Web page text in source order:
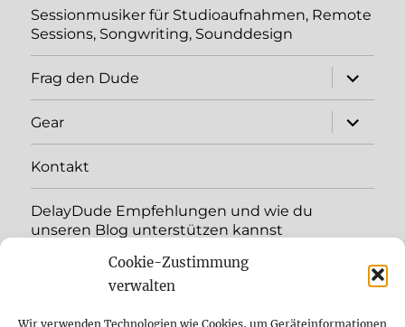
Cookie-Zustimmung
verwalten
Wir verwenden Technologien wie Cookies, um Geräteinformationen
Sessionmusiker für Studioaufnahmen, Remote
Sessions, Songwriting, Sounddesign
Frag den Dude
öffnen
Gear
öffnen
Kontakt
DelayDude Empfehlungen und wie du
unseren Blog unterstützen kannst
öffnen
YouTube